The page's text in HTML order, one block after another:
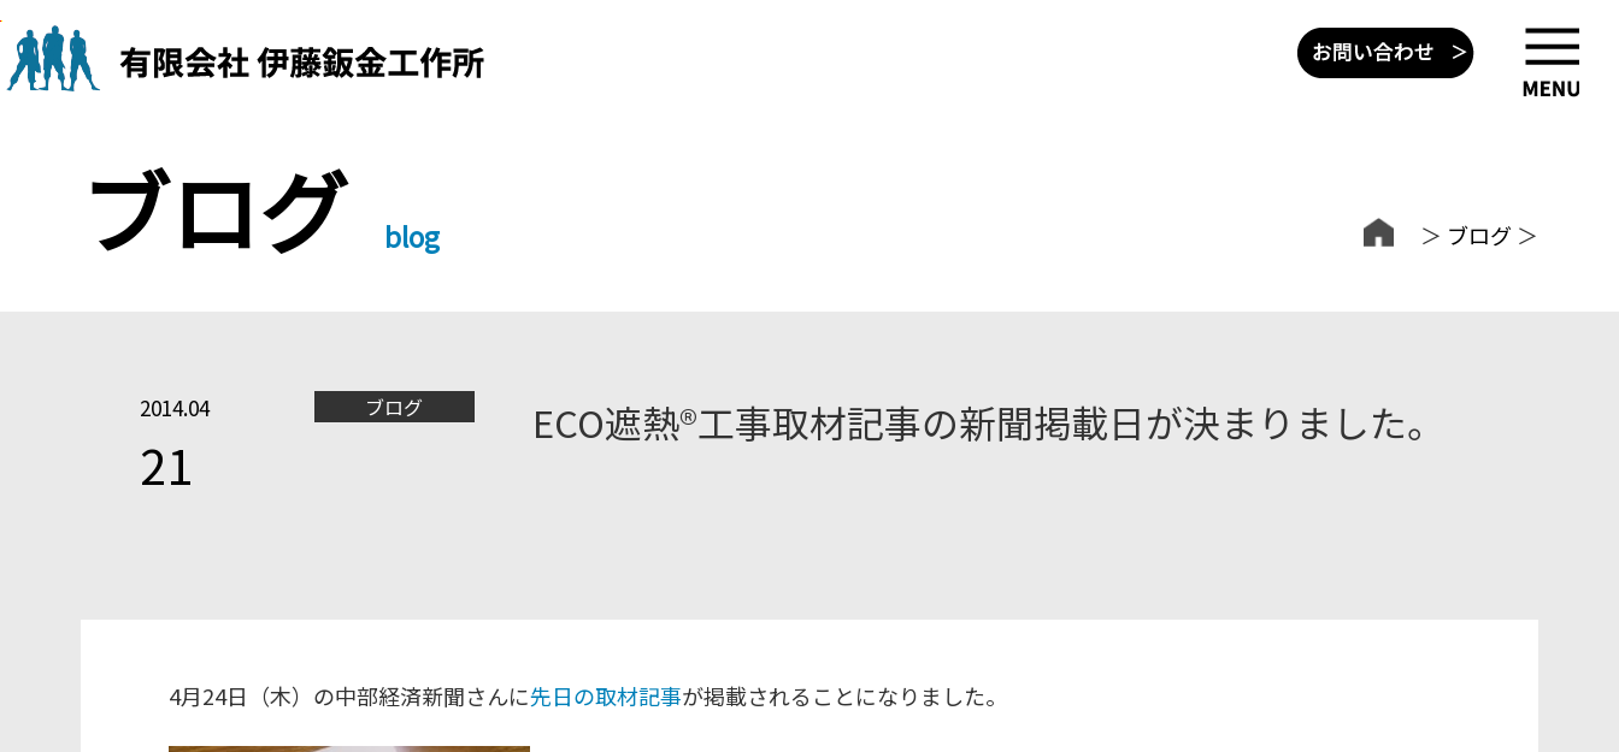
Skip
to
content
ブログ blog ＞ ブログ ＞
2014.04
21
ブログ ECO遮熱®工事取材記事の新聞掲載日が決まりました。
4月24日（木）の中部経済新聞さんに先日の取材記事が掲載されることになりました。